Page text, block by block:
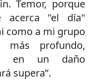
Temor, porque
acerca "el día"
como a mi grupo
más profundo,
en un daño
supera”.